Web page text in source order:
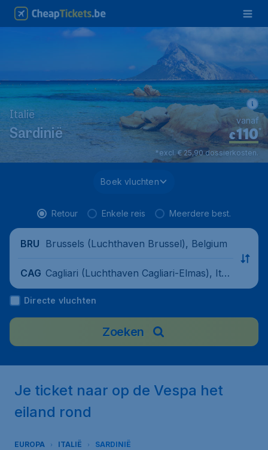
Italië
Sardinië €110*
vanaf
*excl. € 25,90 dossierkosten.
Boek vluchten
Retour Enkele reis Meerdere best.
BRU Brussels (Luchthaven Brussel), Belgium
CAG Cagliari (Luchthaven Cagliari-Elmas), Ital
y
Directe vluchten
Zoeken
Je ticket naar op de Vespa het
eiland rond
EUROPA ITALIË SARDINIË